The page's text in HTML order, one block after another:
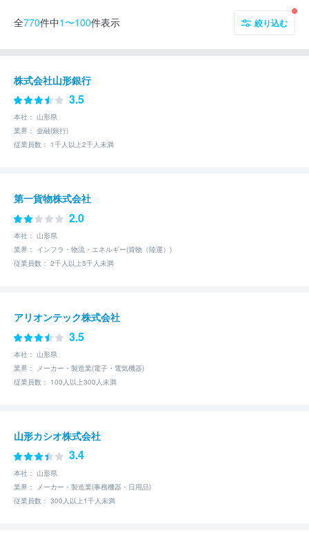
全770件中1〜100件表示 絞り込む
株式会社山形銀行
3.5
本社： 山形県
業界： 金融(銀行)
従業員数： 1千人以上2千人未満
第一貨物株式会社
2.0
本社： 山形県
業界： インフラ・物流・エネルギー(貨物（陸運）)
従業員数： 2千人以上5千人未満
アリオンテック株式会社
3.5
本社： 山形県
業界： メーカー・製造業(電子・電気機器)
従業員数： 100人以上300人未満
山形カシオ株式会社
3.4
本社： 山形県
業界： メーカー・製造業(事務機器・日用品)
従業員数： 300人以上1千人未満